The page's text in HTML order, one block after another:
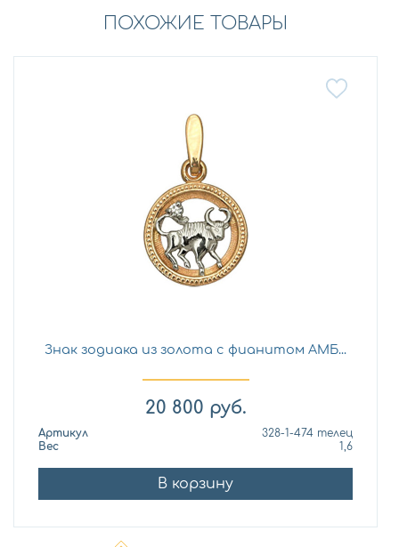
ПОХОЖИЕ ТОВАРЫ
Знак зодиака из золота с фианитом АМБ...
20 800 руб.
Артикул
328-1-474 телец
Вес
1,6
В корзину